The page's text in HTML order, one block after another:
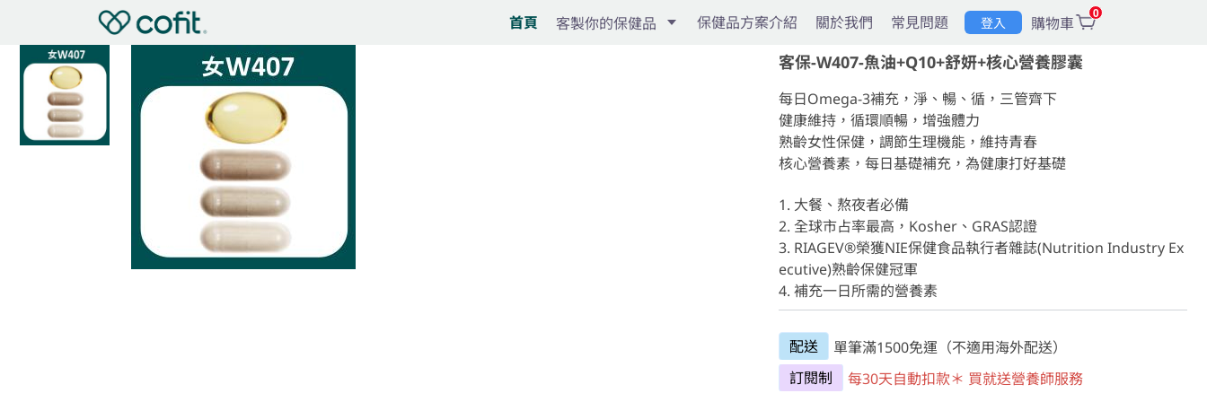
首頁 客製你的保健品 保健品方案介紹 關於我們 常見問題 登入 購物車
0
客保-W407-魚油+Q10+舒妍+核心營養膠囊
每日Omega-3補充，淨、暢、循，三管齊下
健康維持，循環順暢，增強體力
熟齡女性保健，調節生理機能，維持青春
核心營養素，每日基礎補充，為健康打好基礎
1. 大餐、熬夜者必備
2. 全球市占率最高，Kosher、GRAS認證
3. RIAGEV®榮獲NIE保健食品執行者雜誌(Nutrition Industry Ex
ecutive)熟齡保健冠軍
4. 補充一日所需的營養素
配送
單筆滿1500免運（不適用海外配送）
訂閱制
每30天自動扣款＊ 買就送營養師服務